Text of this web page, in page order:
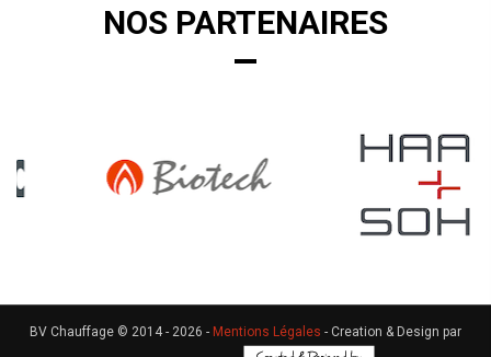
NOS PARTENAIRES
BV Chauffage © 2014 - 2026 - Mentions Légales - Creation & Design par